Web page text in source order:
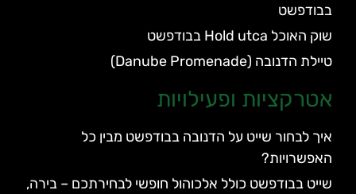
בבודפשט
שוק האוכל Hold utca בבודפשט
טיילת הדנובה (Danube Promenade)
אטרקציות ופעילויות
איך לבחור שייט על הדנובה בבודפשט מבין כל
האפשרויות?
שייט בבודפשט כולל אלכוהול חופשי לבחירתכם – בירה,